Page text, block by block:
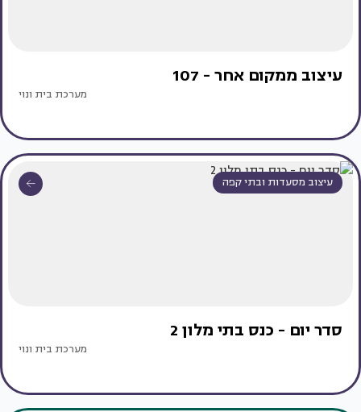
עיצוב ממקום אחר - 107
מערכת בית ונוי
עיצוב מסעדות ובתי קפה
סדר יום - כנס בתי מלון 2
מערכת בית ונוי